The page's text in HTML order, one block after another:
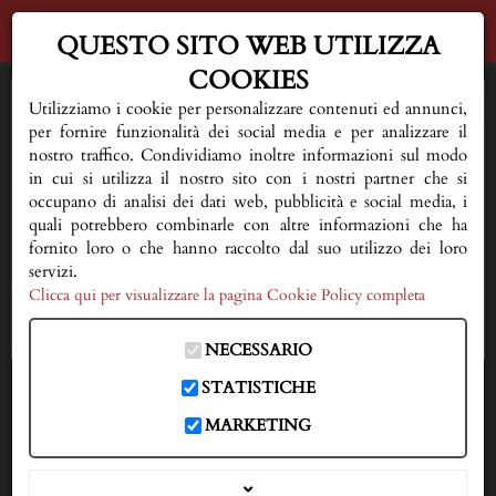
IN CASO DI DECESSO
333 3593150
HOME
AL VOSTRO FIANCO
QUALCHE CONSIGLIO
NECROLOGI
DOVE SIAMO
QUESTO SITO WEB UTILIZZA
COOKIES
Utilizziamo i cookie per personalizzare contenuti ed annunci,
per fornire funzionalità dei social media e per analizzare il
nostro traffico. Condividiamo inoltre informazioni sul modo
in cui si utilizza il nostro sito con i nostri partner che si
occupano di analisi dei dati web, pubblicità e social media, i
quali potrebbero combinarle con altre informazioni che ha
fornito loro o che hanno raccolto dal suo utilizzo dei loro
servizi.
Clicca qui per visualizzare la pagina Cookie Policy completa
NECESSARIO
STATISTICHE
MARKETING